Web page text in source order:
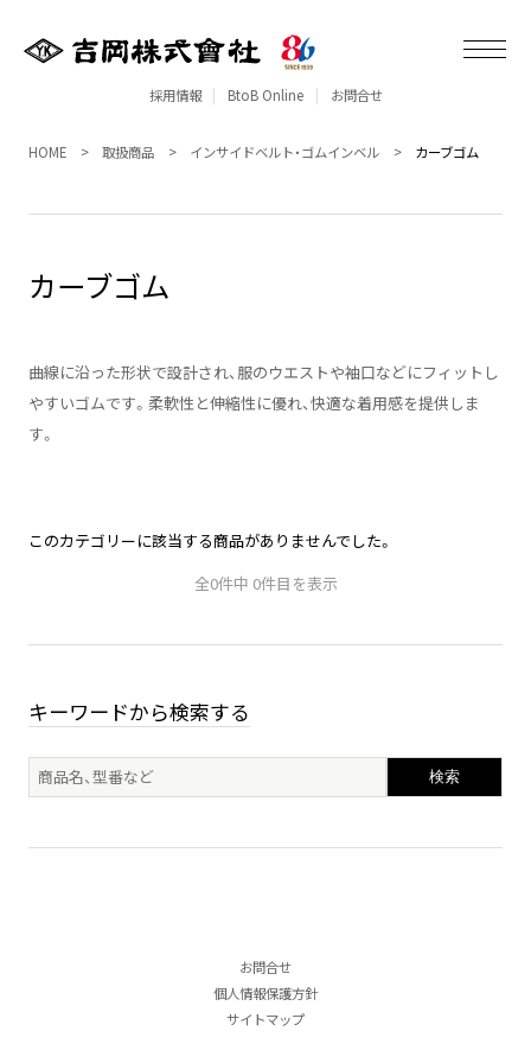
採用情報 BtoB Online お問合せ
HOME 取扱商品 インサイドベルト・ゴムインベル カーブゴム
カーブゴム
曲線に沿った形状で設計され、服のウエストや袖口などにフィットし
やすいゴムです。柔軟性と伸縮性に優れ、快適な着用感を提供しま
す。
このカテゴリーに該当する商品がありませんでした。
全0件中 0件目を表示
キーワードから検索する
検索
お問合せ
個人情報保護方針
サイトマップ